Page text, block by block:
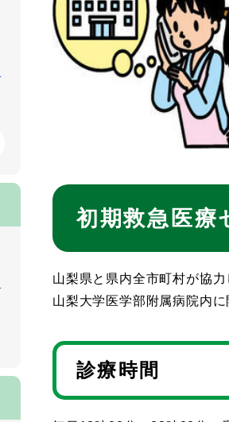
初期救急医療
山梨県と県内全市町村が協
山梨大学医学部附属病院内に
診療時間